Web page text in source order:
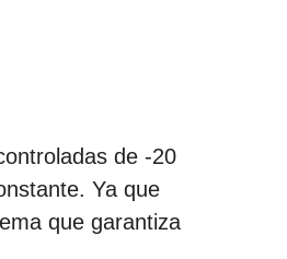
de -20
Ya que
que garantiza